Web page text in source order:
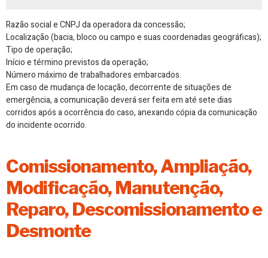
Razão social e CNPJ da operadora da concessão;
Localização (bacia, bloco ou campo e suas coordenadas geográficas);
Tipo de operação;
Início e término previstos da operação;
Número máximo de trabalhadores embarcados.
Em caso de mudança de locação, decorrente de situações de
emergência, a comunicação deverá ser feita em até sete dias
corridos após a ocorrência do caso, anexando cópia da comunicação
do incidente ocorrido.
Comissionamento, Ampliação,
Modificação, Manutenção,
Reparo, Descomissionamento e
Desmonte